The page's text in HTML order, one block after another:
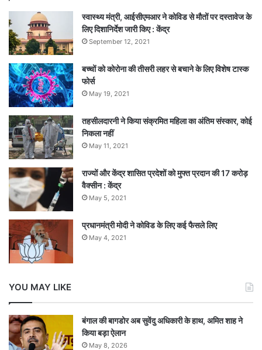
स्वास्थ्य मंत्री, आईसीएमआर ने कोविड से मौतों पर दस्तावेज के
लिए दिशानिर्देश जारी किए : केंद्र
September 12, 2021
बच्चों को कोरोना की तीसरी लहर से बचाने के लिए विशेष टास्क
फोर्स
May 19, 2021
तहसीलदारनी ने किया संक्रमित महिला का अंतिम संस्कार, कोई
निकला नहीं
May 11, 2021
राज्यों और केंद्र शासित प्रदेशों को मुफ्त प्रदान की 17 करोड़
वैक्सीन : केंद्र
May 5, 2021
प्रधानमंत्री मोदी ने कोविड के लिए कई फैसले लिए
May 4, 2021
YOU MAY LIKE
बंगाल की बागडोर अब सुवेंदु अधिकारी के हाथ, अमित शाह ने
किया बड़ा ऐलान
May 8, 2026